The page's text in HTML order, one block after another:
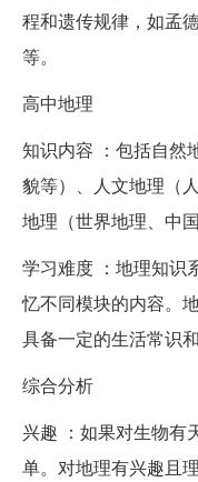
程和遗传规律，如孟
等。
高中地理
知识内容 ：包括自然
貌等）、人文地理（
地理（世界地理、中
学习难度 ：地理知识
忆不同模块的内容。
具备一定的生活常识
综合分析
兴趣 ：如果对生物有
单。对地理有兴趣且